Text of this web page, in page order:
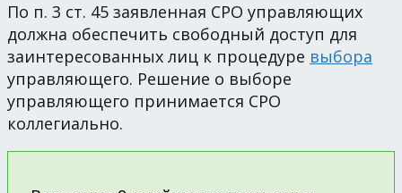
По п. 3 ст. 45 заявленная СРО управляющих
должна обеспечить свободный доступ для
заинтересованных лиц к процедуре выбора
управляющего. Решение о выборе
управляющего принимается СРО
коллегиально.